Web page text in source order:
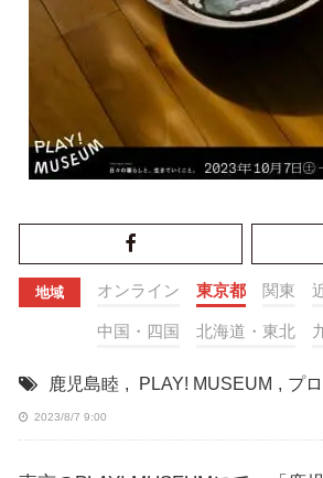
地域 オンライン 東京都 関東
中国・四国 北海道・東北
鹿児島睦 , PLAY! MUSEUM , プ
2023/8/7 9:00